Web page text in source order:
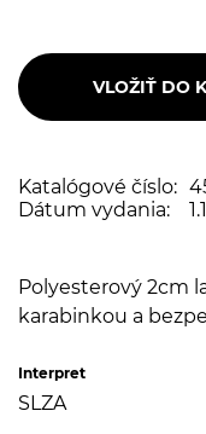
Katalógové číslo:
Dátum vydania:
Polyesterový 2cm
karabinkou a
Interpret
SLZA